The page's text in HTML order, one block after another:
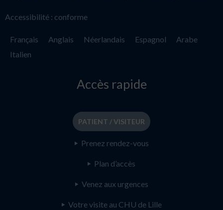
Accessibilité : conforme
Français Anglais Néerlandais Espagnol
Arabe
Italien
Accès rapide
PATIENT / VISITEUR
Prenez rendez-vous
Plan d’accès
Venez aux urgences
Votre visite au CHU de Lille